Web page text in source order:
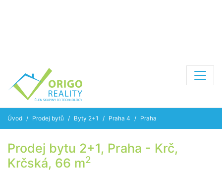
Úvod Prodej bytů Byty 2+1 Praha 4 Praha
Prodej bytu 2+1, Praha - Krč,
Krčská, 66 m2